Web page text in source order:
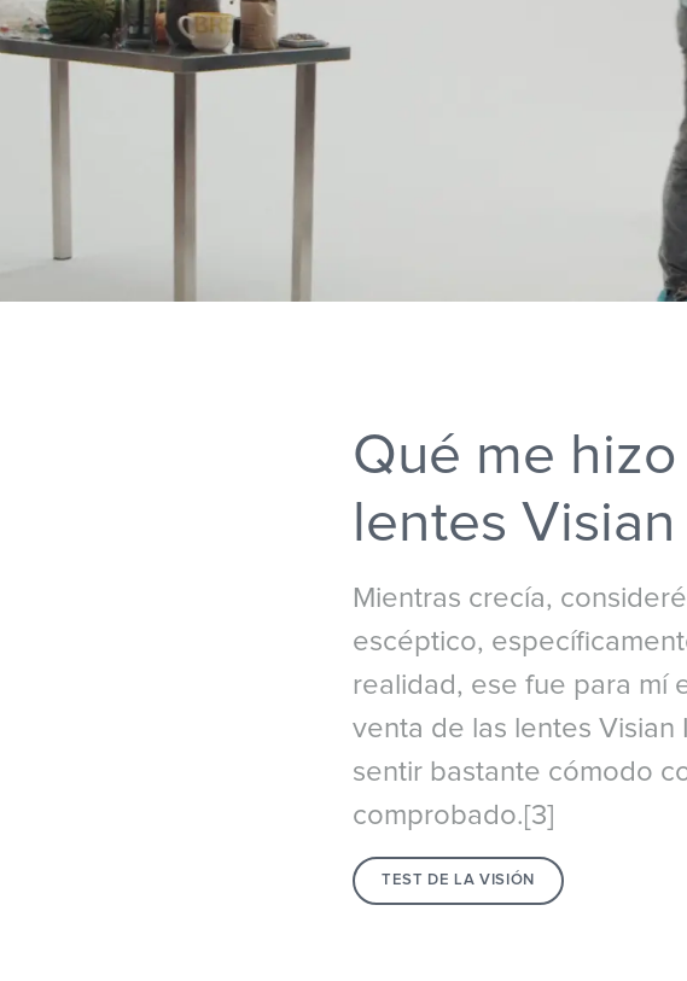
Qué me
lentes Visian
Mientras crecía,
escéptico,
realidad, ese fue para mí
venta de las lentes Visian
sentir bastante cómodo
comprobado.[3]
TEST DE LA VISIÓN